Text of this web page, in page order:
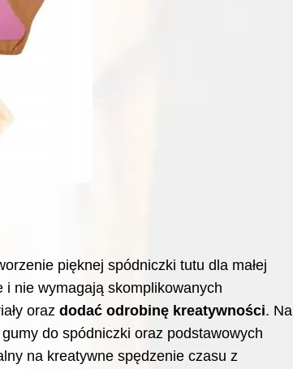
pięknej spódniczki tutu dla małej
nie wymagają skomplikowanych
oraz dodać odrobinę kreatywności. Na
do spódniczki oraz podstawowych
na kreatywne spędzenie czasu z